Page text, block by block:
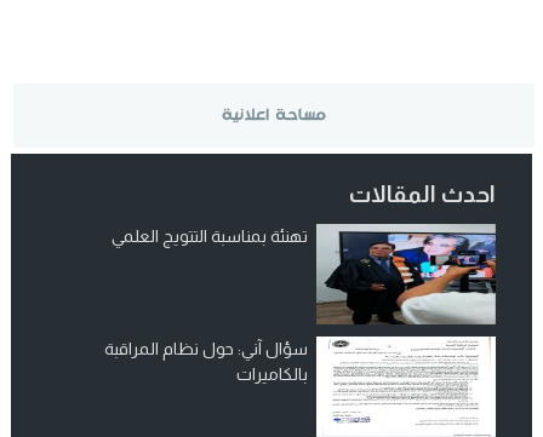
احدث المقالات
تهنئة بمناسبة التتويج العلمي
سؤال آني: حول نظام المراقبة
بالكاميرات